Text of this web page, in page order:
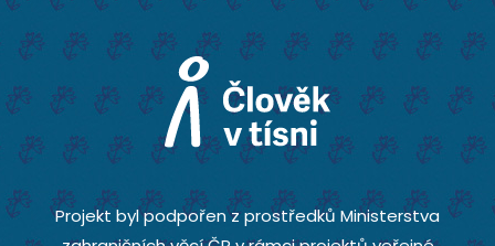
Projekt byl podpořen z prostředků Ministerstva